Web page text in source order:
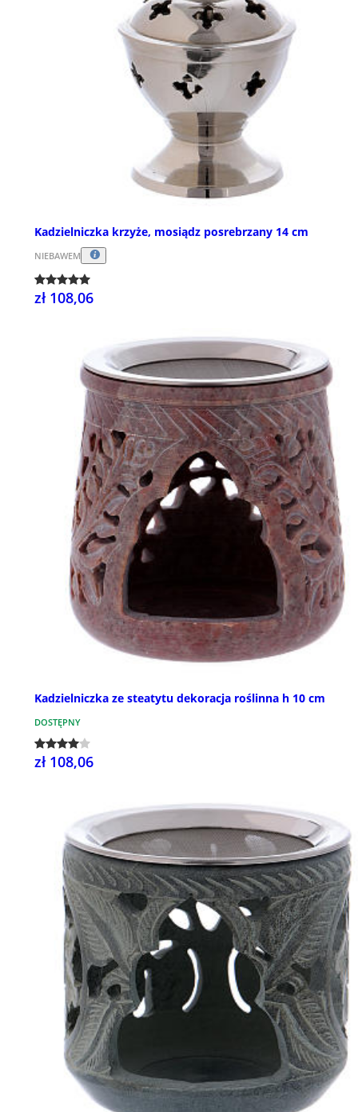
Kadzielniczka krzyże, mosiądz posrebrzany 14 cm
NIEBAWEM
zł 108,06
Kadzielniczka ze steatytu dekoracja roślinna h 10 cm
DOSTĘPNY
zł 108,06